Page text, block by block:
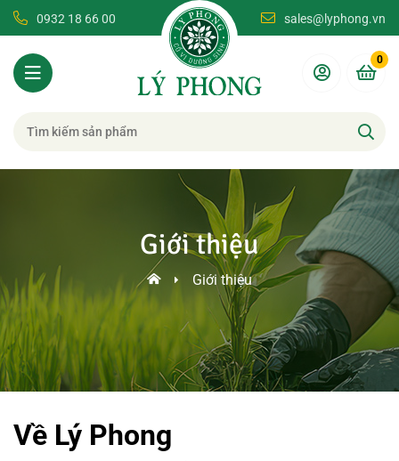
0932 18 66 00 sales@lyphong.vn
0
Giới thiệu
Giới thiệu
Về Lý Phong